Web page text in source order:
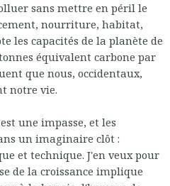
sans mettre en péril le
nourriture, habitat,
les capacités de la planète de
équivalent carbone par
que nous, occidentaux,
notre vie.
une impasse, et les
un imaginaire clôt :
et technique. J'en veux pour
de la croissance implique